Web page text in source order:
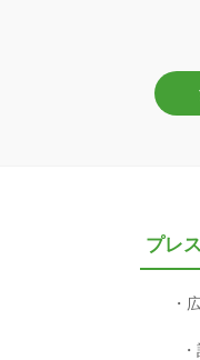
プレ